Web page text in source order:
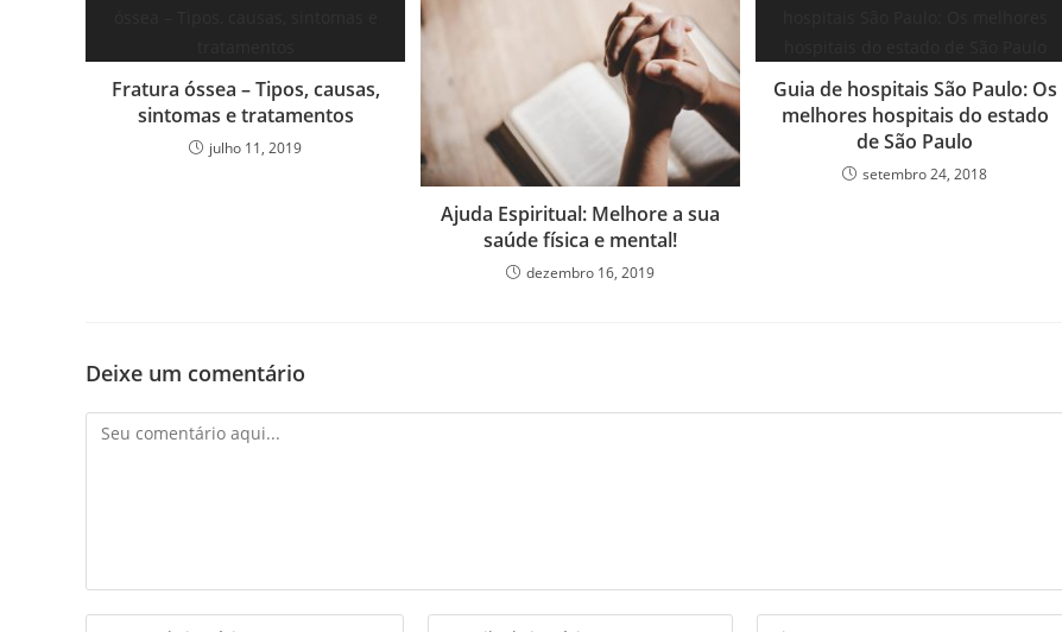
Fratura óssea – Tipos, causas,
sintomas e tratamentos
julho 11, 2019
Ajuda Espiritual: Melhore a sua
saúde física e mental!
dezembro 16, 2019
Guia de hospitais São Paulo: Os
melhores hospitais do estado
de São Paulo
setembro 24, 2018
Deixe um comentário
Comentário